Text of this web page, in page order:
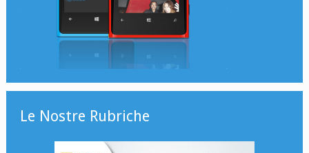
Le Nostre Rubriche